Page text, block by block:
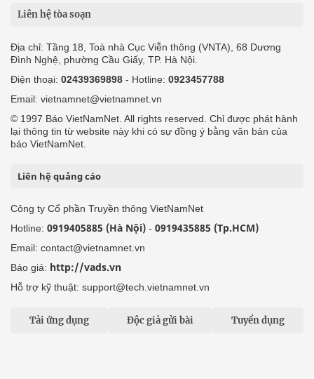
Liên hệ tòa soạn
Địa chỉ: Tầng 18, Toà nhà Cục Viễn thông (VNTA), 68 Dương
Đình Nghệ, phường Cầu Giấy, TP. Hà Nội.
Điện thoại: 02439369898 - Hotline: 0923457788
Email: vietnamnet@vietnamnet.vn
© 1997 Báo VietNamNet. All rights reserved. Chỉ được phát hành
lại thông tin từ website này khi có sự đồng ý bằng văn bản của
báo VietNamNet.
Liên hệ quảng cáo
Công ty Cổ phần Truyền thông VietNamNet
Hotline: 0919405885 (Hà Nội) - 0919435885 (Tp.HCM)
Email: contact@vietnamnet.vn
Báo giá: http://vads.vn
Hỗ trợ kỹ thuật: support@tech.vietnamnet.vn
Tải ứng dụng Độc giả gửi bài Tuyển dụng